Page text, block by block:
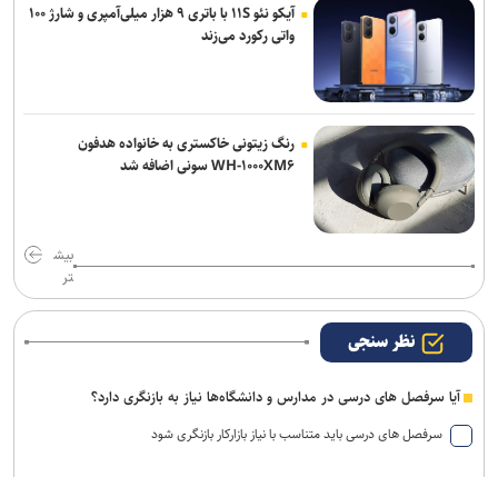
آیکو نئو ۱۱S با باتری ۹ هزار میلی‌آمپری و شارژ ۱۰۰
واتی رکورد می‌زند
رنگ زیتونی خاکستری به خانواده هدفون
WH-۱۰۰۰XM۶ سونی اضافه شد
بیش
تر
نظر سنجی
آیا سرفصل های درسی در مدارس و دانشگاه‌ها نیاز به بازنگری دارد؟
سرفصل های درسی باید متناسب با نیاز بازارکار بازنگری شود